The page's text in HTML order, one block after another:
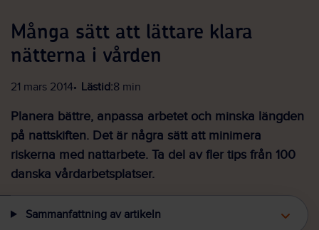
Många sätt att lättare klara
nätterna i vården
21 mars 2014 Lästid:8 min
Planera bättre, anpassa arbetet och minska längden
på nattskiften. Det är några sätt att minimera
riskerna med nattarbete. Ta del av fler tips från 100
danska vårdarbetsplatser.
Sammanfattning av artikeln